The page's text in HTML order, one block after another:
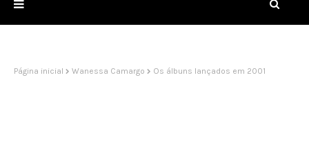
Página inicial Wanessa Camargo Os álbuns lançados em 2001